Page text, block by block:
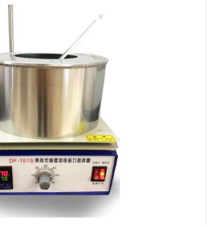
多功能油浴锅
低温恒温反应浴槽
电动搅拌器